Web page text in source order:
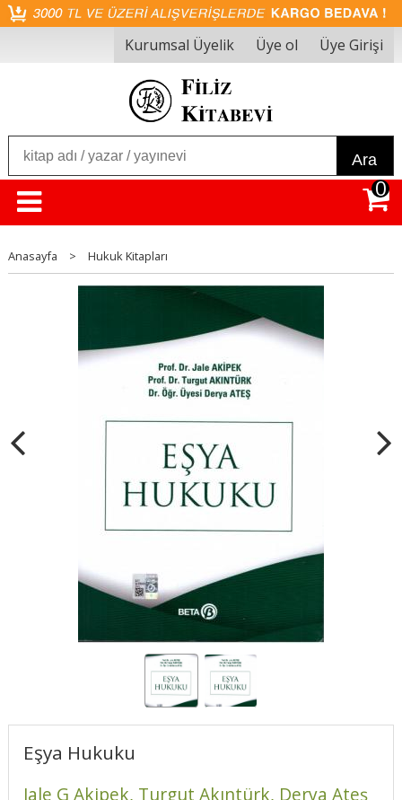
Kurumsal Üyelik Üye ol Üye Girişi
Ara
0
Anasayfa > Hukuk Kitapları
Eşya Hukuku
Jale G Akipek, Turgut Akıntürk, Derya Ateş